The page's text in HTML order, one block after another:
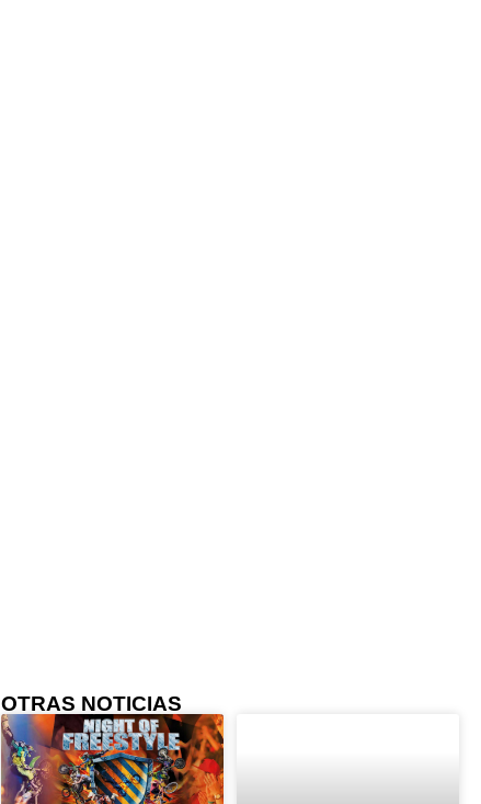
OTRAS NOTICIAS